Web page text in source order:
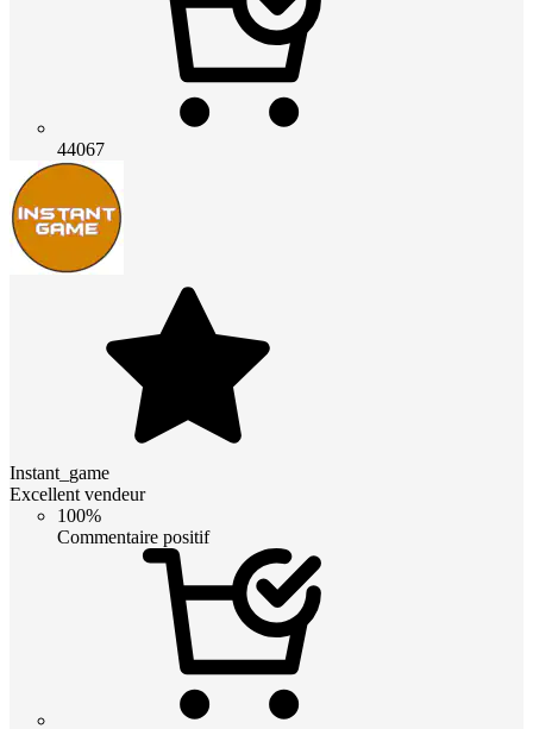
44067
Instant_game
Excellent vendeur
100%
Commentaire positif